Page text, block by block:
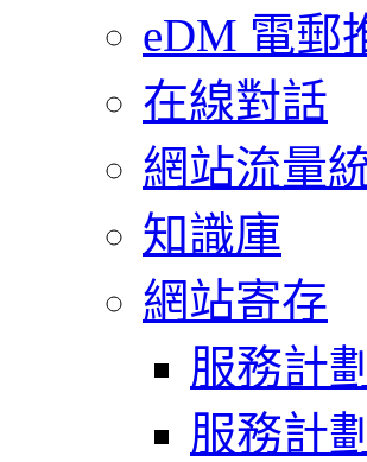
eDM 電郵
在線對話
網站流量
知識庫
網站寄存
服務計
服務計